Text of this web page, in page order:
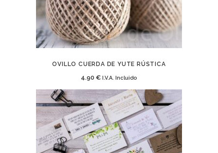
OVILLO CUERDA DE YUTE RÚSTICA
4.90 € I.V.A. Incluido